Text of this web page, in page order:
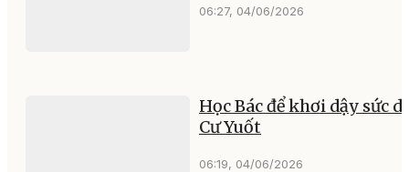
06:27, 04/06/2026
Học Bác để khơi dậy sức
Cư Yuốt
06:19, 04/06/2026